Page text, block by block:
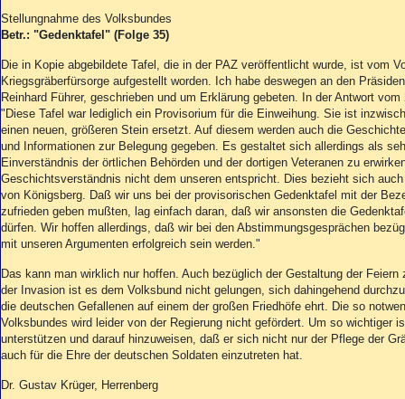
Stellungnahme des Volksbundes
Betr.: "Gedenktafel" (Folge 35)
Die in Kopie abgebildete Tafel, die in der PAZ veröffentlicht wurde, ist vom
Kriegsgräberfürsorge aufgestellt worden. Ich habe deswegen an den
Reinhard Führer, geschrieben und um Erklärung gebeten. In der Antwort
"Diese Tafel war lediglich ein Provisorium für die Einweihung. Sie ist
einen neuen, größeren Stein ersetzt. Auf diesem werden auch die
und Informationen zur Belegung gegeben. Es gestaltet sich allerdings als
Einverständnis der örtlichen Behörden und der dortigen Veteranen zu
Geschichtsverständnis nicht dem unseren entspricht. Dies bezieht sich
von Königsberg. Daß wir uns bei der provisorischen Gedenktafel mit der
zufrieden geben mußten, lag einfach daran, daß wir ansonsten die
dürfen. Wir hoffen allerdings, daß wir bei den Abstimmungsgesprächen
mit unseren Argumenten erfolgreich sein werden."
Das kann man wirklich nur hoffen. Auch bezüglich der Gestaltung der Feiern
der Invasion ist es dem Volksbund nicht gelungen, sich dahingehend
die deutschen Gefallenen auf einem der großen Friedhöfe ehrt. Die so
Volksbundes wird leider von der Regierung nicht gefördert. Um so wichtiger
unterstützen und darauf hinzuweisen, daß er sich nicht nur der Pflege der
auch für die Ehre der deutschen Soldaten einzutreten hat.
Dr. Gustav Krüger, Herrenberg